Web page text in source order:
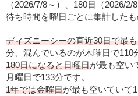
（2026/7/8～）、180日（2026/
待ち時間を曜日ごとに集計したも
ディズニーシーの直近30日で最
分、混んでいるのが木曜日で110
180日になると日曜日が最も空い
月曜日で133分です。
1年では金曜日が最も空いていて